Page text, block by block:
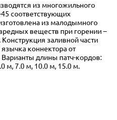
из многожильного
соответствующих
из малодымного
веществ при горении –
заливной части
коннектора от
длины патч-кордов:
м, 7.0 м, 10.0 м, 15.0 м.